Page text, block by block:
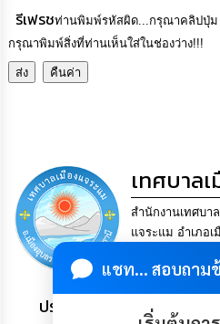
e-
Service
กิจการ
สภา
ท้อง
ถิ่น
ของ
เรา
การ
จัดการ
รีเฟรชท่านพิมพ์รหัสผิด...กรุณาคลิปปุ่ม
กรุณาพิมพ์สิ่งที่ท่านเห็นใส่ในช่องว่าง!!!
แชท... สอบถาม
เทศบาล
สำนักงานเทศบา
แจระแม อำเภอ
841624 Email
ประชาชน มีภูมิคุ้มกัน พึ่งพา